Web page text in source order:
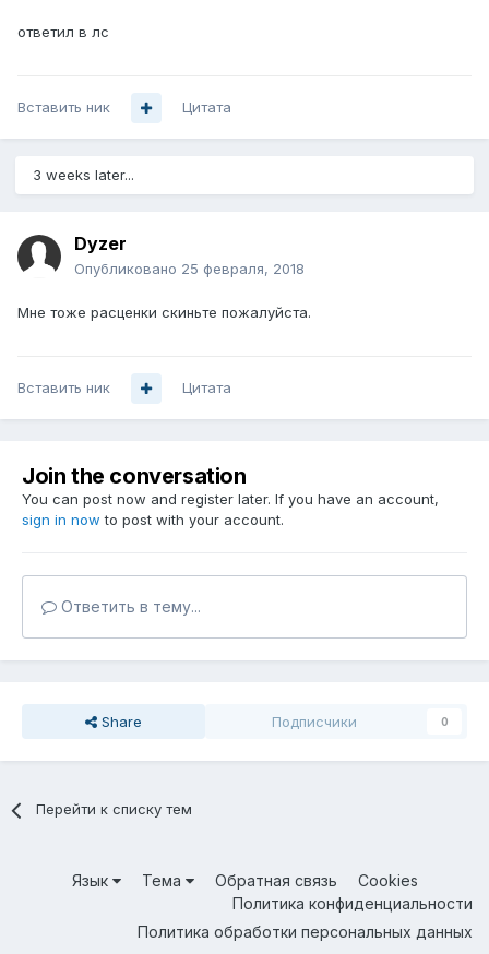
ответил в лс
Вставить ник Цитата
3 weeks later...
Dyzer
Опубликовано 25 февраля, 2018
Мне тоже расценки скиньте пожалуйста.
Вставить ник Цитата
Join the conversation
You can post now and register later. If you have an account,
sign in now to post with your account.
Ответить в тему...
Share Подписчики 0
Перейти к списку тем
Язык Тема Обратная связь
Cookies
Политика конфиденциальности
Политика обработки персональных данных